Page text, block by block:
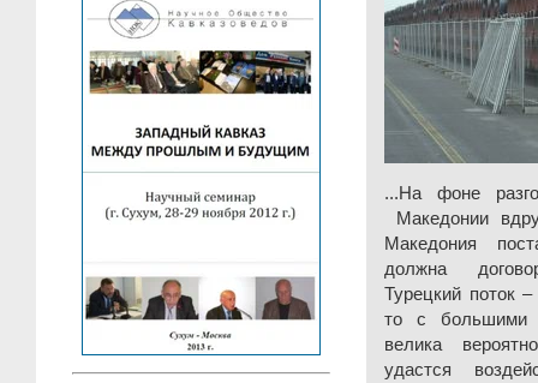
...На фоне
Македонии
Македония
должна
Турецкий поток
то с большими
велика
удастся